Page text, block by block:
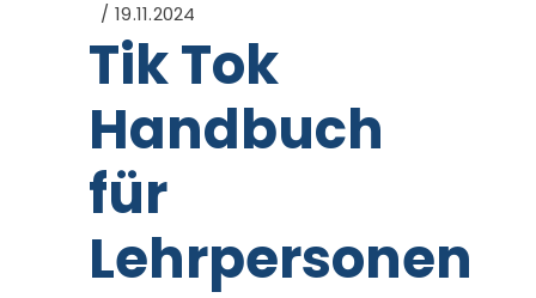
19.11.2024
Tik Tok
Handbuch
für
Lehrpersonen